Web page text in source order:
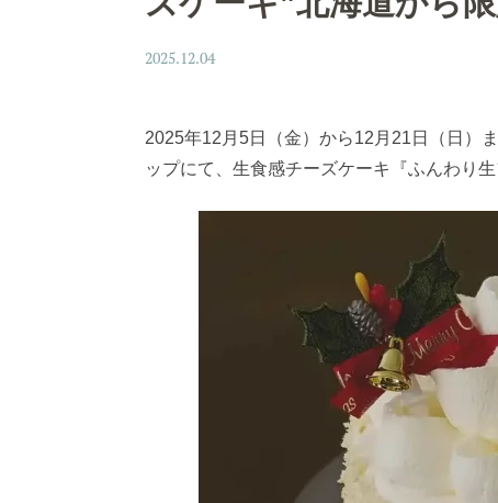
2025.12.04
2025年12月5日（金）から12月21日（日）
ップにて、生食感チーズケーキ『ふんわり